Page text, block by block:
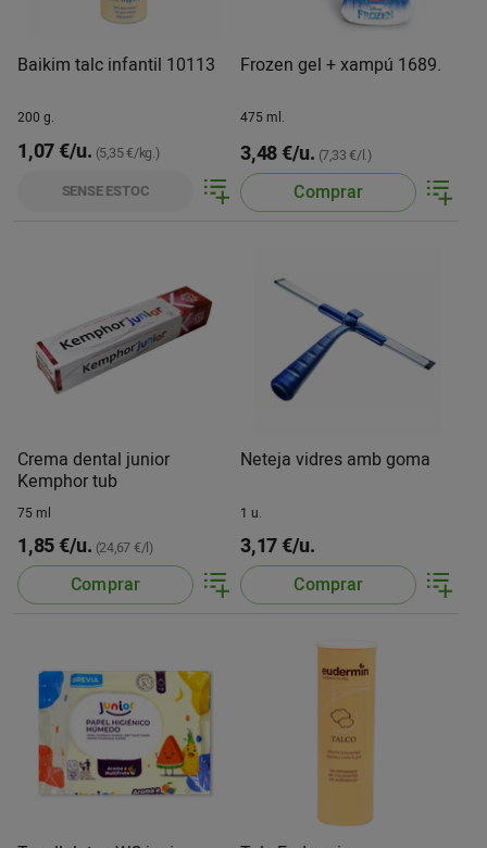
Baikim talc infantil 10113
200 g.
1,07 €/u. (5,35 €/kg.)
SENSE ESTOC
Frozen gel + xampú 1689.
475 ml.
3,48 €/u. (7,33 €/l.)
Comprar
Crema dental junior
Kemphor tub
75 ml
1,85 €/u. (24,67 €/l)
Comprar
Neteja vidres amb goma
1 u.
3,17 €/u.
Comprar